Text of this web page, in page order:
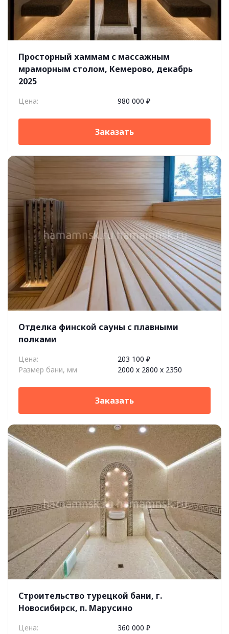
Просторный хаммам с массажным
мраморным столом, Кемерово, декабрь
2025
Цена: 980 000 ₽
Заказать
Отделка финской сауны c плавными
полками
Цена:
203 100 ₽
Размер бани, мм
2000 х 2800 х 2350
Заказать
Строительство турецкой бани, г.
Новосибирск, п. Марусино
Цена: 360 000 ₽